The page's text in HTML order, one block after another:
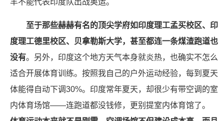
羊不能代表印度队出战奥运。
至于那些赫赫有名的顶尖学府如印度理工孟买校区、印
度理工德里校区、贝拿勒斯大学，甚至都连一条煤渣跑道也
没有。另外，印度这个地方天气本身就炎热，也确实不怎么
适合开展体育训练。按照我自己的户外运动经验，每到夏天
体能得自动下调30%。印度常年夏天，却很少有带空调的室
内体育场馆——连跑道都没钱修，更别提室内体育馆了。